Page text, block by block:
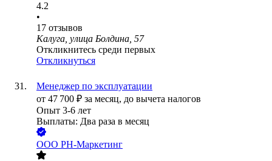
4.2
•
17 отзывов
Калуга, улица Болдина, 57
Откликнитесь среди первых
Откликнуться
Менеджер по эксплуатации
от 47 700 ₽ за месяц, до вычета налогов
Опыт 3-6 лет
Выплаты: Два раза в месяц
ООО РН-Маркетинг